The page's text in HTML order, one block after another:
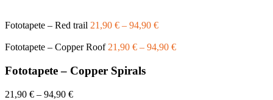
Fototapete – Red trail 21,90 € – 94,90 €
Fototapete – Copper Roof 21,90 € – 94,90 €
Fototapete – Copper Spirals
21,90 € – 94,90 €